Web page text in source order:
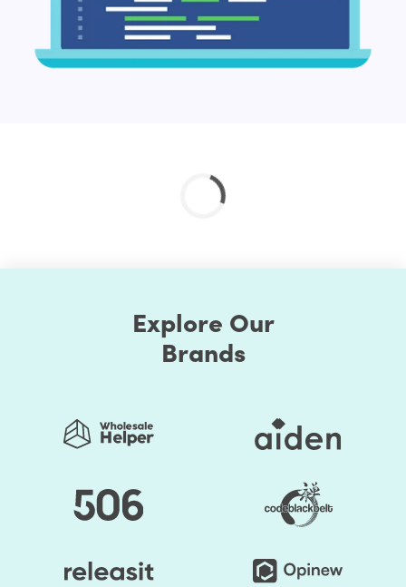
way to display multiple results for those terms in the
SERP
You’re ranking reasonably well (position 15 or
higher) already for terms with significant look
negligible time and financial speculation
You’re in any of the following verticals: e-
point implementing structured information is especially
important to you! The more you markup, the superior. In
our Structured data setup benefit, we identify structured
Explore Our
Brands